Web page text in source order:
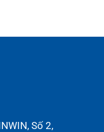
Số 2,